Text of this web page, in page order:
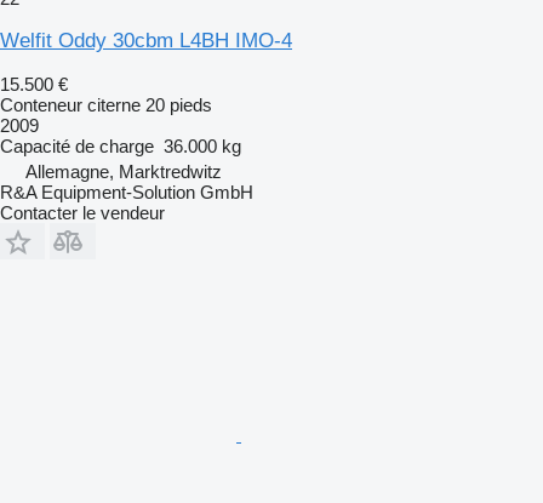
Welfit Oddy 30cbm L4BH IMO-4
15.500 €
Conteneur citerne 20 pieds
2009
Capacité de charge 36.000 kg
Allemagne, Marktredwitz
R&A Equipment-Solution GmbH
Contacter le vendeur